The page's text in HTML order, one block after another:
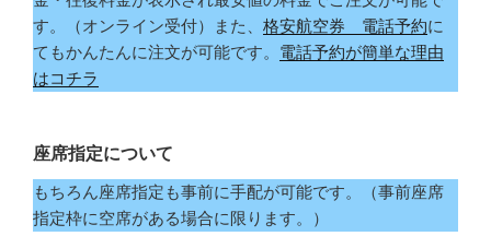
す。（オンライン受付）また、 格安航空券 電話予約に
てもかんたんに注文が可能です。 電話予約が簡単な理由
はコチラ
座席指定について
もちろん座席指定も事前に手配が可能です。（事前座席
指定枠に空席がある場合に限ります。）